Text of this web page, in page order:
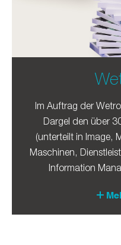
Im Auftrag der
Dargel den über
(unterteilt in Image,
Maschinen,
Information